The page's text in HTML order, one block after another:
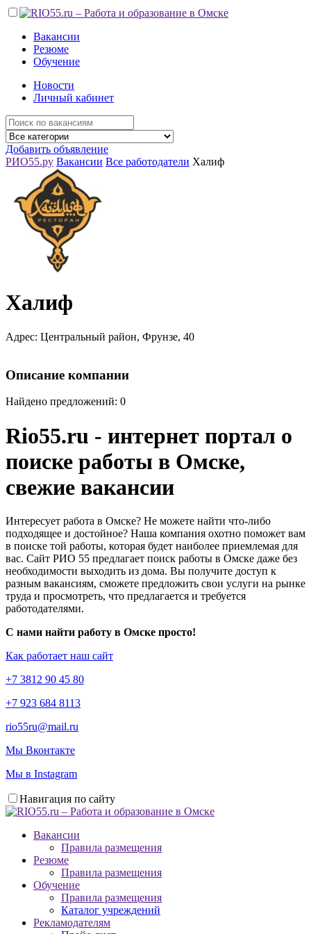
Вакансии
Резюме
Обучение
Новости
Личный кабинет
Добавить объявление
РИО55.ру Вакансии Все работодатели Халиф
Халиф
Адрес: Центральный район, Фpунзе, 40
Описание компании
Найдено предложений: 0
Rio55.ru - интернет портал о
поиске работы в Омске,
свежие вакансии
Интересует работа в Омске? Не можете найти что-либо
подходящее и достойное? Наша компания охотно поможет вам
в поиске той работы, которая будет наиболее приемлемая для
вас. Сайт РИО 55 предлагает поиск работы в Омске даже без
необходимости выходить из дома. Вы получите доступ к
разным вакансиям, сможете предложить свои услуги на рынке
труда и просмотреть, что предлагается и требуется
работодателями.
С нами найти работу в Омске просто!
Как работает наш сайт
+7 3812 90 45 80
+7 923 684 8113
rio55ru@mail.ru
Мы Вконтакте
Мы в Instagram
Навигация по сайту
Вакансии
Правила размещения
Резюме
Правила размещения
Обучение
Правила размещения
Каталог учреждений
Рекламодателям